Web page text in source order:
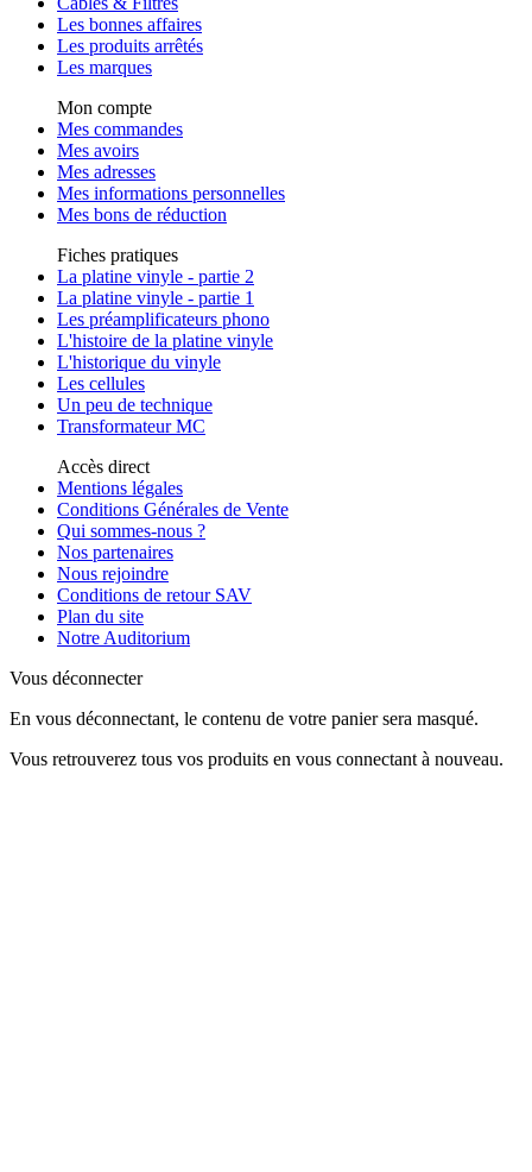
Les bonnes affaires
Les produits arrêtés
Les marques
Mon compte
Mes commandes
Mes avoirs
Mes adresses
Mes informations personnelles
Mes bons de réduction
Fiches pratiques
La platine vinyle - partie 2
La platine vinyle - partie 1
Les préamplificateurs phono
L'histoire de la platine vinyle
L'historique du vinyle
Les cellules
Un peu de technique
Transformateur MC
Accès direct
Mentions légales
Conditions Générales de Vente
Qui sommes-nous ?
Nos partenaires
Nous rejoindre
Conditions de retour SAV
Plan du site
Notre Auditorium
Vous déconnecter
En vous déconnectant, le contenu de votre panier sera masqué.
Vous retrouverez tous vos produits en vous connectant à nouveau.